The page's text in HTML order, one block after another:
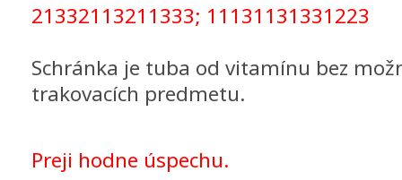
21332113211333; 11131131331223
Schránka je tuba od vitamínu bez
trakovacích predmetu.
Preji hodne úspechu.